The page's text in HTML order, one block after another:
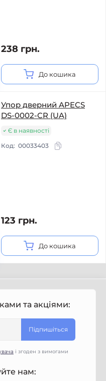
238 грн.
До кошика
Упор дверний APECS
DS-0002-CR (UA)
Є в наявності
Код: 00033403
123 грн.
До кошика
та акціями:
Підпишіться
і згоден з вимогами
нам: